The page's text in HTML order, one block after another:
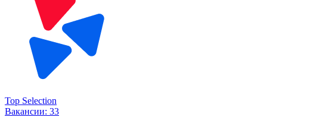
Top Selection
Вакансии: 33